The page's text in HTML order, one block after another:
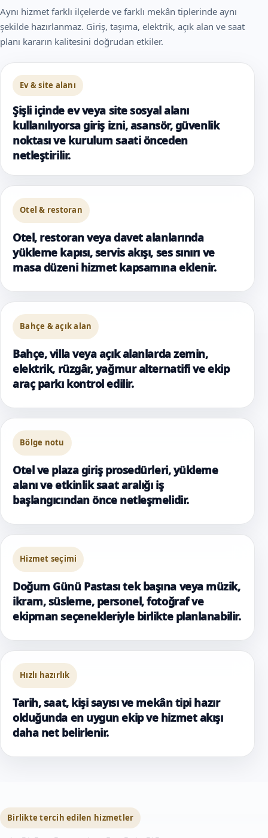
Aynı hizmet farklı ilçelerde ve farklı mekân tiplerinde aynı
şekilde hazırlanmaz. Giriş, taşıma, elektrik, açık alan ve saat
planı kararın kalitesini doğrudan etkiler.
Ev & site alanı
Şişli içinde ev veya site sosyal alanı
kullanılıyorsa giriş izni, asansör, güvenlik
noktası ve kurulum saati önceden
netleştirilir.
Otel & restoran
Otel, restoran veya davet alanlarında
yükleme kapısı, servis akışı, ses sınırı ve
masa düzeni hizmet kapsamına eklenir.
Bahçe & açık alan
Bahçe, villa veya açık alanlarda zemin,
elektrik, rüzgâr, yağmur alternatifi ve ekip
araç parkı kontrol edilir.
Bölge notu
Otel ve plaza giriş prosedürleri, yükleme
alanı ve etkinlik saat aralığı iş
başlangıcından önce netleşmelidir.
Hizmet seçimi
Doğum Günü Pastası tek başına veya müzik,
ikram, süsleme, personel, fotoğraf ve
ekipman seçenekleriyle birlikte planlanabilir.
Hızlı hazırlık
Tarih, saat, kişi sayısı ve mekân tipi hazır
olduğunda en uygun ekip ve hizmet akışı
daha net belirlenir.
Birlikte tercih edilen hizmetler